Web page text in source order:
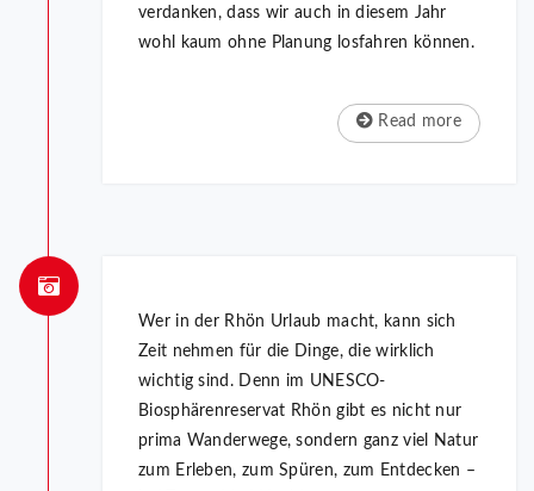
verdanken, dass wir auch in diesem Jahr
wohl kaum ohne Planung losfahren können.
Read more
Wer in der Rhön Urlaub macht, kann sich
Zeit nehmen für die Dinge, die wirklich
wichtig sind. Denn im UNESCO-
Biosphärenreservat Rhön gibt es nicht nur
prima Wanderwege, sondern ganz viel Natur
zum Erleben, zum Spüren, zum Entdecken –